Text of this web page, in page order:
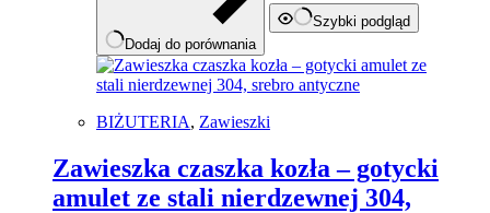
Dodaj do porównania
Szybki podgląd
BIŻUTERIA, Zawieszki
Zawieszka czaszka kozła – gotycki
amulet ze stali nierdzewnej 304,